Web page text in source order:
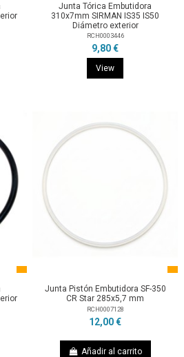
Junta Tórica Embutidora
310x7mm SIRMAN IS35 IS50
Diámetro exterior
RCH0003446
9,80 €
View
Junta Pistón Embutidora SF-350
CR Star 285x5,7 mm
RCH0007128
12,00 €
Añadir al carrito